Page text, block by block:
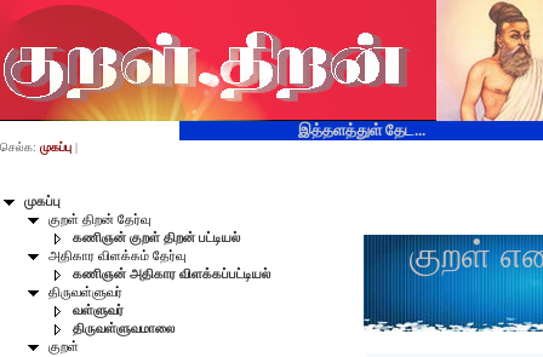
இத்தளத்துள் தேட...
முகப்பு
குறள் திறன் தேர்வு
கணிஞன் குறள் திறன் பட்டியல்
அதிகார விளக்கம் தேர்வு
கணிஞன் அதிகார விளக்கப்பட்டியல்
திருவள்ளுவர்
வள்ளுவர்
திருவள்ளுவமாலை
குறள்
செல்க: முகப்பு |
குறள்